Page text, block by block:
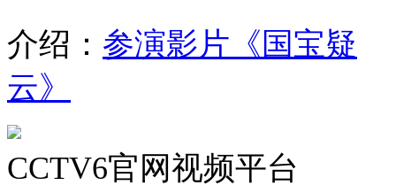
介绍： 参演影片《国宝疑
云》
CCTV6官网视频平台